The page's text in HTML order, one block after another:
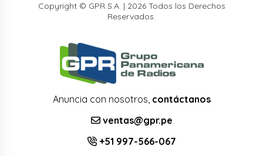
Copyright © GPR S.A. | 2026 Todos los Derechos
Reservados.
Anuncia con nosotros, contáctanos
ventas@gpr.pe
+51 997-566-067